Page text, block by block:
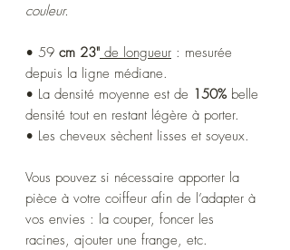
couleur.
• 59 cm 23" de longueur : mesurée
depuis la ligne médiane.
• ​​La densité moyenne est de 150% belle
densité tout en restant légère à porter.
• Les cheveux sèchent lisses et soyeux.
Vous pouvez si nécessaire apporter la
pièce à votre coiffeur afin de l’adapter à
vos envies : la couper, foncer les
racines, ajouter une frange, etc.